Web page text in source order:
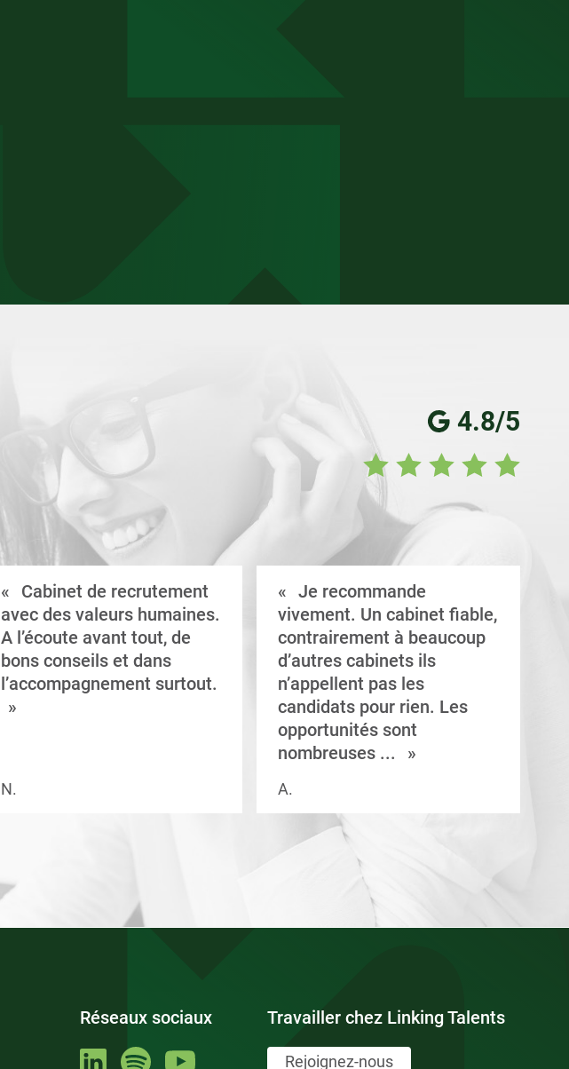
4.8/5
Cabinet de recrutement
avec des valeurs humaines.
A l’écoute avant tout, de
bons conseils et dans
l’accompagnement surtout.
N.
Je recommande
vivement. Un cabinet fiable,
contrairement à beaucoup
d’autres cabinets ils
n’appellent pas les
candidats pour rien. Les
opportunités sont
nombreuses ...
A.
Réseaux sociaux Travailler chez Linking Talents
Rejoignez-nous